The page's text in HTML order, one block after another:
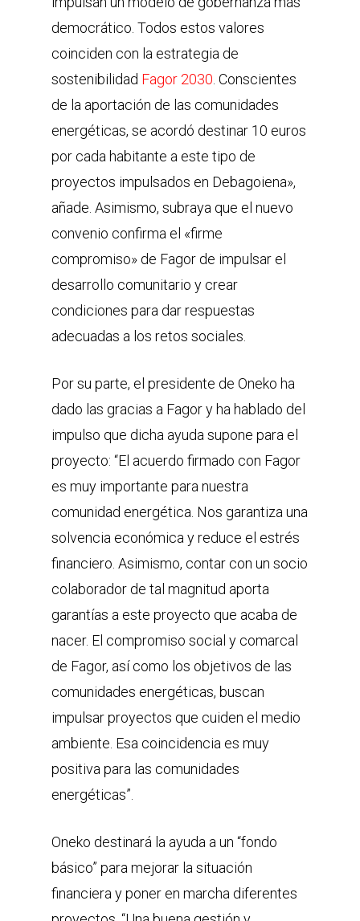
democrático. Todos estos valores
coinciden con la estrategia de
sostenibilidad Fagor 2030 . Conscientes
de la aportación de las comunidades
energéticas, se acordó destinar 10 euros
por cada habitante a este tipo de
proyectos impulsados en Debagoiena»,
añade. Asimismo, subraya que el nuevo
convenio confirma el «firme
compromiso» de Fagor de impulsar el
desarrollo comunitario y crear
condiciones para dar respuestas
adecuadas a los retos sociales.
Por su parte, el presidente de Oneko ha
dado las gracias a Fagor y ha hablado del
impulso que dicha ayuda supone para el
proyecto: “El acuerdo firmado con Fagor
es muy importante para nuestra
comunidad energética. Nos garantiza una
solvencia económica y reduce el estrés
financiero. Asimismo, contar con un socio
colaborador de tal magnitud aporta
garantías a este proyecto que acaba de
nacer. El compromiso social y comarcal
de Fagor, así como los objetivos de las
comunidades energéticas, buscan
impulsar proyectos que cuiden el medio
ambiente. Esa coincidencia es muy
positiva para las comunidades
energéticas”.
Oneko destinará la ayuda a un “fondo
básico” para mejorar la situación
financiera y poner en marcha diferentes